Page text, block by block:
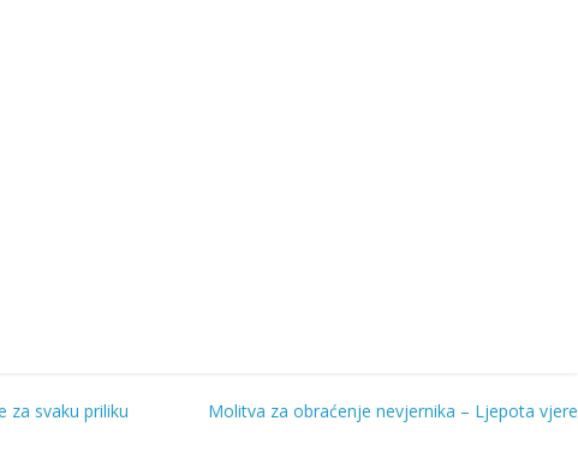
za svaku priliku Molitva za obraćenje nevjernika – Ljepota vjere